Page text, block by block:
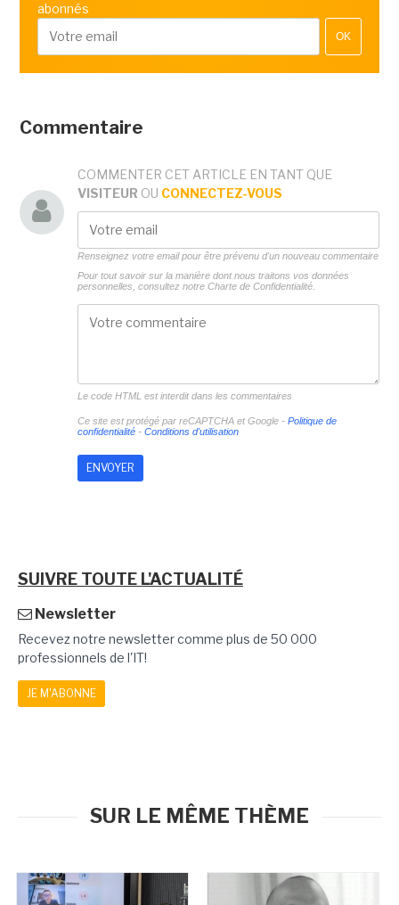
abonnés
OK
Commentaire
COMMENTER CET ARTICLE EN TANT QUE
VISITEUR OU CONNECTEZ-VOUS
Renseignez votre email pour être prévenu d'un nouveau commentaire
Pour tout savoir sur la manière dont nous traitons vos données
personnelles, consultez notre Charte de Confidentialité.
Le code HTML est interdit dans les commentaires
Ce site est protégé par reCAPTCHA et Google - Politique de
confidentialité- Conditions d'utilisation
SUIVRE TOUTE L'ACTUALITÉ
Newsletter
Recevez notre newsletter comme plus de 50 000
professionnels de l'IT!
JE M'ABONNE
SUR LE MÊME THÈME